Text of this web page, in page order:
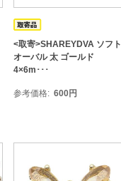
<取寄>SHAREYDVA ソフト
オーバル 太 ゴールド
4×6m･･･
参考価格 600円